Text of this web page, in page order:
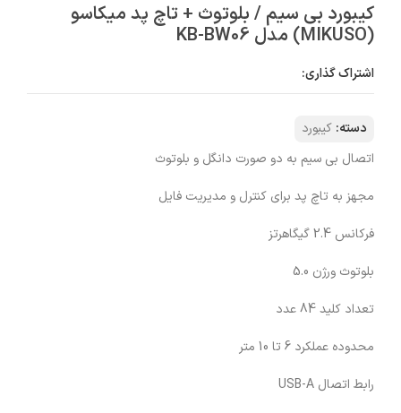
کیبورد بی سیم / بلوتوث + تاچ پد میکاسو
(MIKUSO) مدل KB-BW06
اشتراک گذاری:
دسته: کیبورد
اتصال بی سیم به دو صورت دانگل و بلوتوث
مجهز به تاچ پد برای کنترل و مدیریت فایل
فرکانس 2.4 گیگاهرتز
بلوتوث ورژن 5.0
تعداد کلید 84 عدد
محدوده عملکرد 6 تا 10 متر
رابط اتصال USB-A